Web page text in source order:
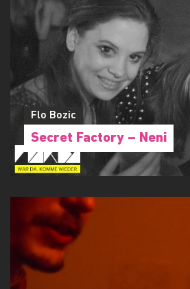
Flo Bozic
Secret Factory – Neni